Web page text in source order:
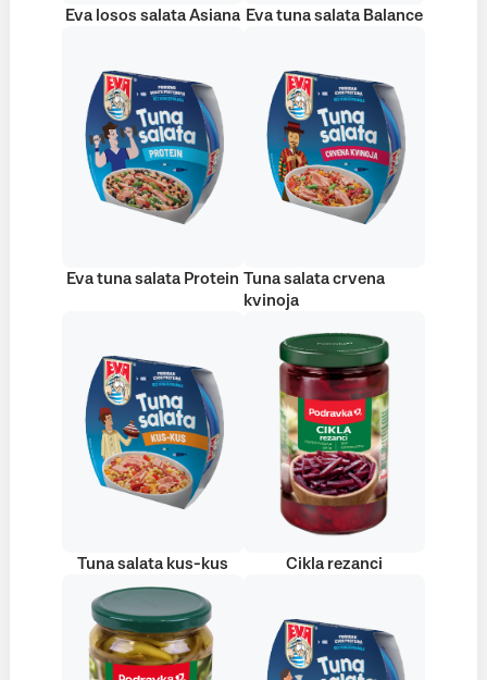
Eva losos salata Asiana Eva tuna salata Balance
Eva tuna salata Protein Tuna salata crvena
kvinoja
Tuna salata kus-kus Cikla rezanci